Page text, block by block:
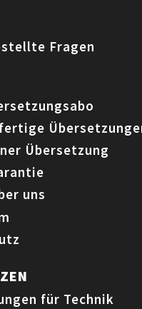
Fragen
Übersetzung
uns
für Technik